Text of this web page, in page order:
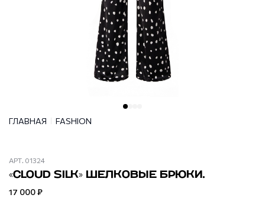
ГЛАВНАЯ FASHION
АРТ. 01324
«CLOUD SILK» ШЕЛКОВЫЕ БРЮКИ.
17 000 ₽